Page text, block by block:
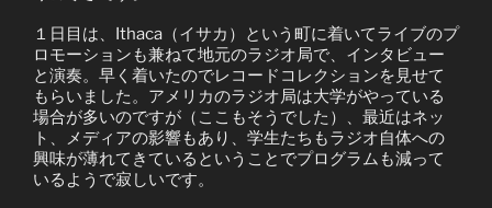
１日目は、Ithaca（イサカ）という町に着いてライブのプ
ロモーションも兼ねて地元のラジオ局で、インタビュー
と演奏。早く着いたのでレコードコレクションを見せて
もらいました。アメリカのラジオ局は大学がやっている
場合が多いのですが（ここもそうでした）、最近はネッ
ト、メディアの影響もあり、学生たちもラジオ自体への
興味が薄れてきているということでプログラムも減って
いるようで寂しいです。